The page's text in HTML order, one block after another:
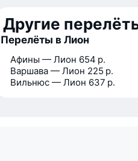
Другие
Перелёты в Лион
Афины — Лион 654 р.
Варшава — Лион 225 р.
Вильнюс — Лион 637 р.